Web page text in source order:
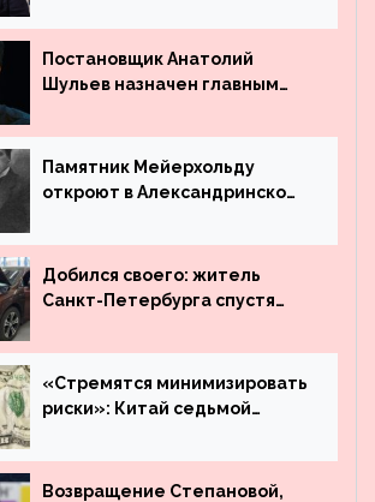
Постановщик Анатолий
Шульев назначен главным
Вахтангова
Памятник Мейерхольду
откроют в Александринском
Добился своего: житель
Санкт-Петербурга спустя
угнанную в Казахстан
машину
«Стремятся минимизировать
риски»: Китай седьмой
деньги из американского
госдолга
Возвращение Степановой,